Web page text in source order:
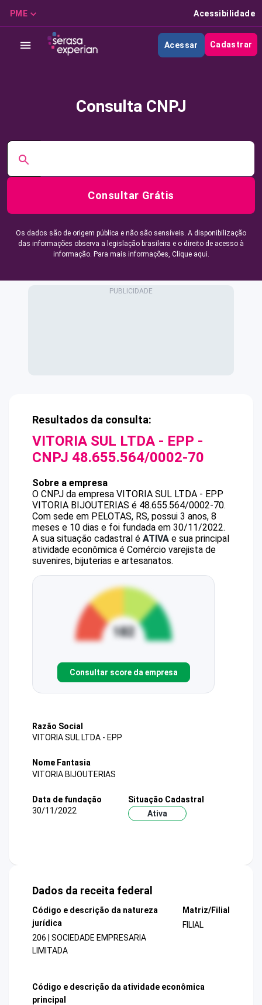
PME Acessibilidade
Acessar Cadastrar
Consulta CNPJ
Consultar Grátis
Os dados são de origem pública e não são sensíveis. A disponibilização
das informações observa a legislação brasileira e o direito de acesso à
informação. Para mais informações, Clique aqui.
Resultados da consulta:
VITORIA SUL LTDA - EPP -
CNPJ 48.655.564/0002-70
Sobre a empresa
O CNPJ da empresa VITORIA SUL LTDA - EPP
VITORIA BIJOUTERIAS é 48.655.564/0002-70.
Com sede em PELOTAS, RS, possui 3 anos, 8
meses e 10 dias e foi fundada em 30/11/2022.
A sua situação cadastral é ATIVA e sua principal
atividade econômica é Comércio varejista de
suvenires, bijuterias e artesanatos.
Consultar score da empresa
Razão Social
VITORIA SUL LTDA - EPP
Nome Fantasia
VITORIA BIJOUTERIAS
Data de fundação
30/11/2022
Situação Cadastral
Ativa
Dados da receita federal
Código e descrição da natureza
jurídica
206 | SOCIEDADE EMPRESARIA
LIMITADA
Matriz/Filial
FILIAL
Código e descrição da atividade econômica
principal